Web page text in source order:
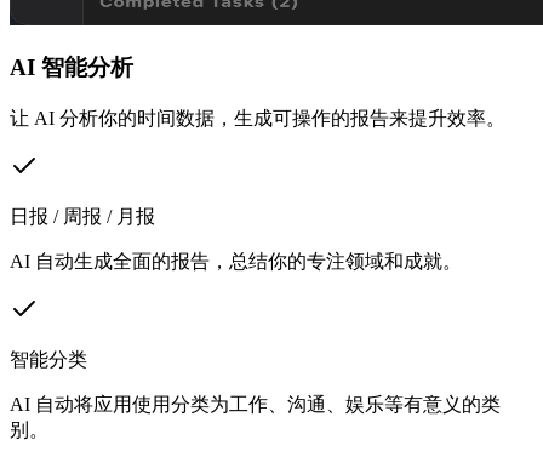
AI 智能分析
让 AI 分析你的时间数据，生成可操作的报告来提升效率。
日报 / 周报 / 月报
AI 自动生成全面的报告，总结你的专注领域和成就。
智能分类
AI 自动将应用使用分类为工作、沟通、娱乐等有意义的类
别。